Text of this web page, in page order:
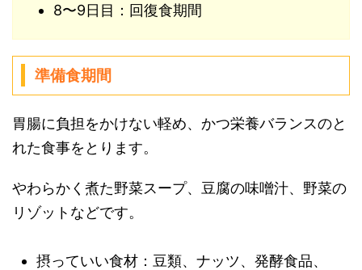
8〜9日目：回復食期間
準備食期間
胃腸に負担をかけない軽め、かつ栄養バランスのと
れた食事をとります。
やわらかく煮た野菜スープ、豆腐の味噌汁、野菜の
リゾットなどです。
摂っていい食材：豆類、ナッツ、発酵食品、